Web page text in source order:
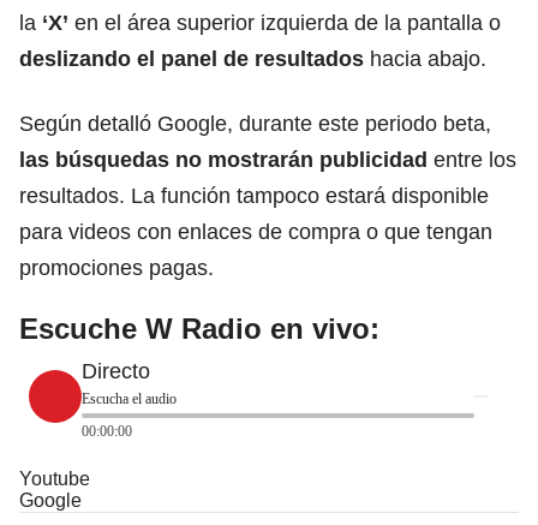
la ‘X’ en el área superior izquierda de la pantalla o
deslizando el panel de resultados hacia abajo.
Según detalló Google, durante este periodo beta,
las búsquedas no mostrarán publicidad entre los
resultados. La función tampoco estará disponible
para videos con enlaces de compra o que tengan
promociones pagas.
Escuche W Radio en vivo:
Directo
Escucha el audio
00:00:00
Youtube
Google